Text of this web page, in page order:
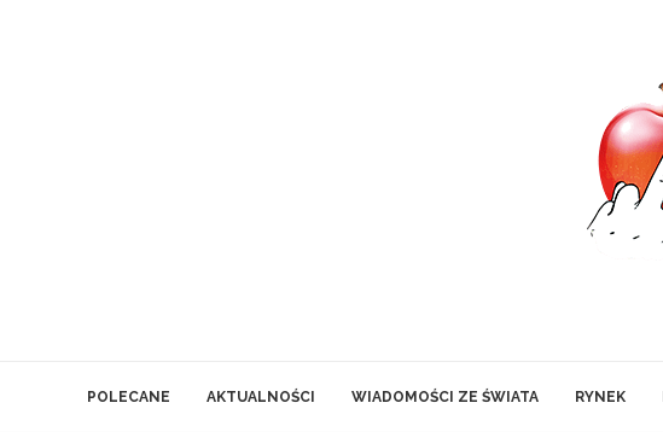
POLECANE AKTUALNOŚCI WIADOMOŚCI ZE ŚWIATA RYNEK